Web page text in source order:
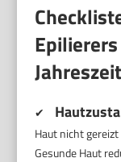
✔
Haut nicht
Gesunde Haut